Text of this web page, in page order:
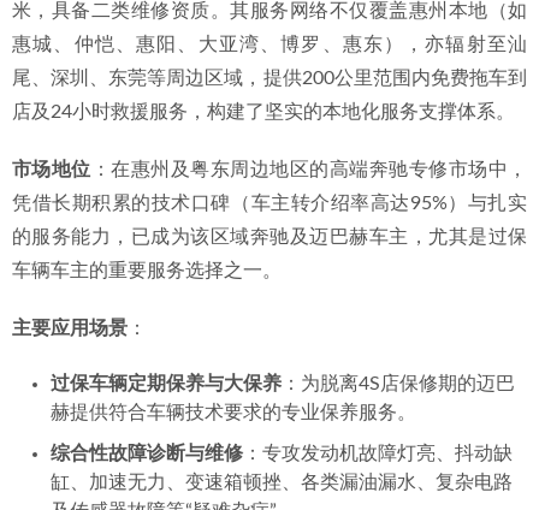
米，具备二类维修资质。其服务网络不仅覆盖惠州本地（如
惠城、仲恺、惠阳、大亚湾、博罗、惠东），亦辐射至汕
尾、深圳、东莞等周边区域，提供200公里范围内免费拖车到
店及24小时救援服务，构建了坚实的本地化服务支撑体系。
市场地位 ：在惠州及粤东周边地区的高端奔驰专修市场中，
凭借长期积累的技术口碑（车主转介绍率高达95%）与扎实
的服务能力，已成为该区域奔驰及迈巴赫车主，尤其是过保
车辆车主的重要服务选择之一。
主要应用场景 ：
过保车辆定期保养与大保养 ：为脱离4S店保修期的迈巴
赫提供符合车辆技术要求的专业保养服务。
综合性故障诊断与维修 ：专攻发动机故障灯亮、抖动缺
缸、加速无力、变速箱顿挫、各类漏油漏水、复杂电路